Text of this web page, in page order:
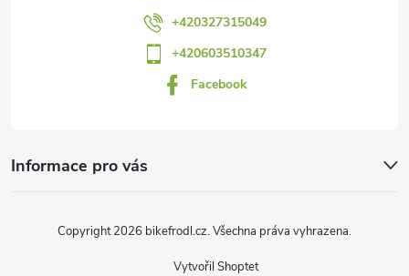
+420327315049
+420603510347
Facebook
Informace pro vás
Vytvořil Shoptet
Copyright 2026 bikefrodl.cz. Všechna práva vyhrazena.